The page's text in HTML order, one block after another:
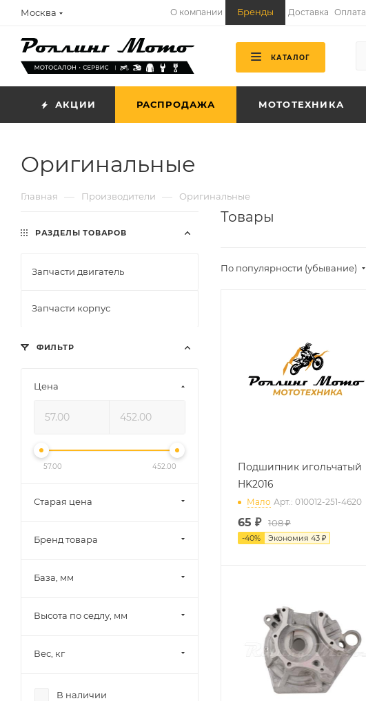
Москва О компании Бренды Доставка Оплата
КАТАЛОГ
АКЦИИ РАСПРОДАЖА МОТОТЕХНИКА
Оригинальные
Главная — Производители — Оригинальные
Товары
По популярности (убывание)
Подшипник игольчатый
HK2016
Мало Арт.: 010012-251-4620
65 ₽ 108 ₽
-40% Экономия 43 ₽
РАЗДЕЛЫ ТОВАРОВ
Запчасти двигатель
Запчасти корпус
ФИЛЬТР
Цена
57.00 452.00
Старая цена
Бренд товара
База, мм
Высота по седлу, мм
Вес, кг
В наличии